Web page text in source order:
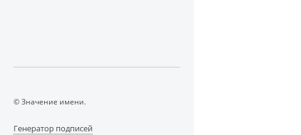
© Значение имени.
Генератор подписей